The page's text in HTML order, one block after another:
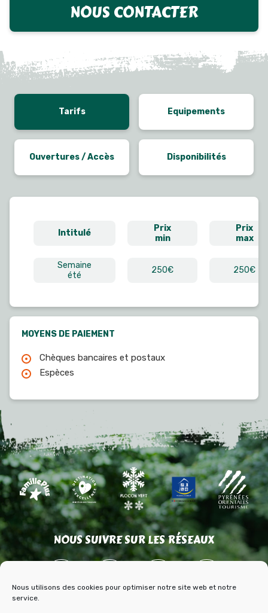
Nous utilisons des cookies pour optimiser notre site web et notre
service.
NOUS CONTACTER
Tarifs Equipements
Ouvertures / Accès Disponibilités
Intitulé
Prix
min
Prix
max
Semaine
été
250€ 250€
MOYENS DE PAIEMENT
Chèques bancaires et postaux
Espèces
NOUS SUIVRE SUR LES RÉSEAUX